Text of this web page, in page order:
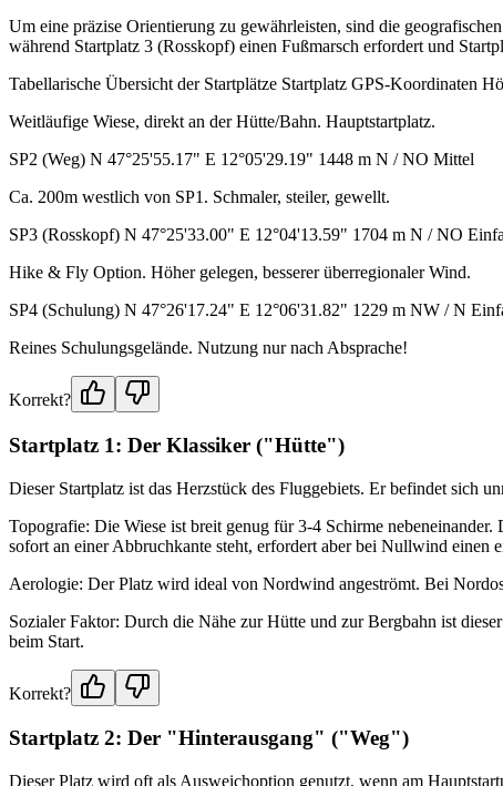
Um eine präzise Orientierung zu gewährleisten, sind die
während Startplatz 3 (Rosskopf) einen Fußmarsch erfordert und
Tabellarische Übersicht der Startplätze Startplatz GPS-Koordinaten
Weitläufige Wiese, direkt an der Hütte/Bahn. Hauptstartplatz.
SP2 (Weg) N 47°25'55.17" E 12°05'29.19" 1448 m N / NO Mittel
Ca. 200m westlich von SP1. Schmaler, steiler, gewellt.
SP3 (Rosskopf) N 47°25'33.00" E 12°04'13.59" 1704 m N / NO
Hike & Fly Option. Höher gelegen, besserer überregionaler Wind.
SP4 (Schulung) N 47°26'17.24" E 12°06'31.82" 1229 m NW / N
Reines Schulungsgelände. Nutzung nur nach Absprache!
Korrekt?
Startplatz 1: Der Klassiker ("Hütte")
Dieser Startplatz ist das Herzstück des Fluggebiets. Er befindet sich
Topografie: Die Wiese ist breit genug für 3-4 Schirme
sofort an einer Abbruchkante steht, erfordert aber bei Nullwind einen
Aerologie: Der Platz wird ideal von Nordwind angeströmt. Bei
Sozialer Faktor: Durch die Nähe zur Hütte und zur Bergbahn ist
beim Start.
Korrekt?
Startplatz 2: Der "Hinterausgang" ("Weg")
Dieser Platz wird oft als Ausweichoption genutzt, wenn am